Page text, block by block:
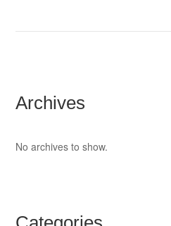
Archives
No archives to show.